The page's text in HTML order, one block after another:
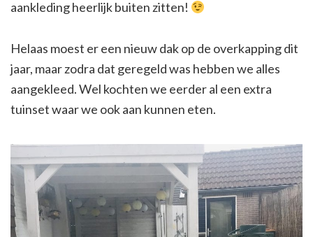
aankleding heerlijk buiten zitten!
Helaas moest er een nieuw dak op de overkapping dit
jaar, maar zodra dat geregeld was hebben we alles
aangekleed. Wel kochten we eerder al een extra
tuinset waar we ook aan kunnen eten.